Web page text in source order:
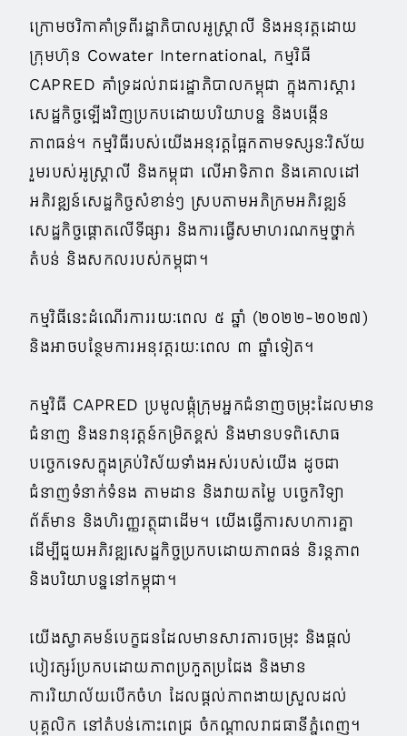
ក្រោមថវិកាគាំទ្រពីរដ្ឋាភិបាលអូស្ត្រាលី និងអនុវត្តដោយ
ក្រុមហ៊ុន Cowater International, កម្មវិធី
CAPRED គាំទ្រដល់រាជរដ្ឋាភិបាលកម្ពុជា ក្នុងការស្ដារ
សេដ្ឋកិច្ចឡើងវិញប្រកបដោយបរិយាបន្ន និងបង្កើន
ភាពធន់។ កម្មវិធីរបស់យើងអនុវត្តផ្អែកតាមទស្សនៈវិស័យ
រួមរបស់អូស្ត្រាលី និងកម្ពុជា លើអាទិភាព និងគោលដៅ
អភិវឌ្ឍន៍សេដ្ឋកិច្ចសំខាន់ៗ ស្របតាមអភិក្រមអភិវឌ្ឍន៍
សេដ្ឋកិច្ចផ្ដោតលើទីផ្សារ និងការធ្វើសមាហរណកម្មថ្នាក់
តំបន់ និងសកលរបស់កម្ពុជា។
កម្មវិធីនេះដំណើរការរយៈពេល ៥ ឆ្នាំ (២០២២-២០២៧)
និងអាចបន្ថែមការអនុវត្តរយៈពេល ៣ ឆ្នាំទៀត។
កម្មវិធី CAPRED ប្រមូលផ្ដុំក្រុមអ្នកជំនាញចម្រុះដែលមាន
ជំនាញ និងនវានុវត្តន៍កម្រិតខ្ពស់ និងមានបទពិសោធ
បច្ចេកទេសក្នុងគ្រប់វិស័យទាំងអស់របស់យើង ដូចជា
ជំនាញទំនាក់ទំនង តាមដាន និងវាយតម្លៃ បច្ចេកវិទ្យា
ព័ត៌មាន និងហិរញ្ញវត្ថុជាដើម។ យើងធ្វើការសហការគ្នា
ដើម្បីជួយអភិវឌ្ឍសេដ្ឋកិច្ចប្រកបដោយភាពធន់ និរន្តភាព
និងបរិយាបន្ននៅកម្ពុជា។
យើងស្វាគមន៍បេក្ខជនដែលមានសាវតារចម្រុះ និងផ្ដល់
បៀវត្សរ៍ប្រកបដោយភាពប្រកួតប្រជែង និងមាន
ការរិយាល័យបើកចំហ ដែលផ្ដល់ភាពងាយស្រួលដល់
បុគ្គលិក នៅតំបន់កោះពេជ្រ ចំកណ្តាលរាជធានីភ្នំពេញ។